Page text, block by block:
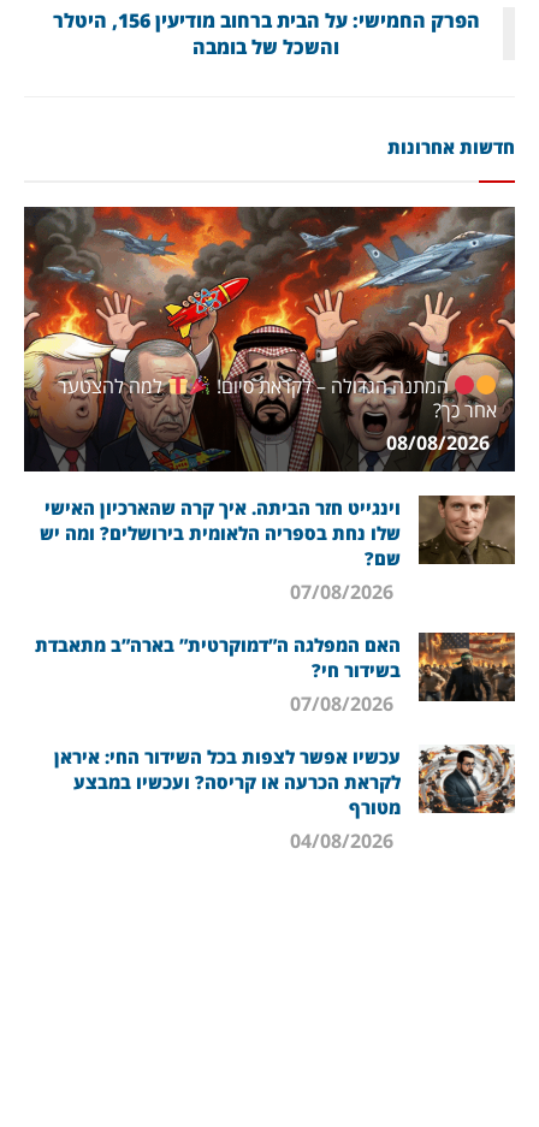
הפרק החמישי: על הבית ברחוב מודיעין 156, היטלר
והשכל של בומבה
חדשות אחרונות
המתנה הגדולה – לקראת סיום!
למה להצטער
אחר כך?
08/08/2026
וינגייט חזר הביתה. איך קרה שהארכיון האישי
שלו נחת בספריה הלאומית בירושלים? ומה יש
שם?
האם המפלגה ה”דמוקרטית” בארה”ב מתאבדת
בשידור חי?
עכשיו אפשר לצפות בכל השידור החי: איראן
לקראת הכרעה או קריסה? ועכשיו במבצע
מטורף